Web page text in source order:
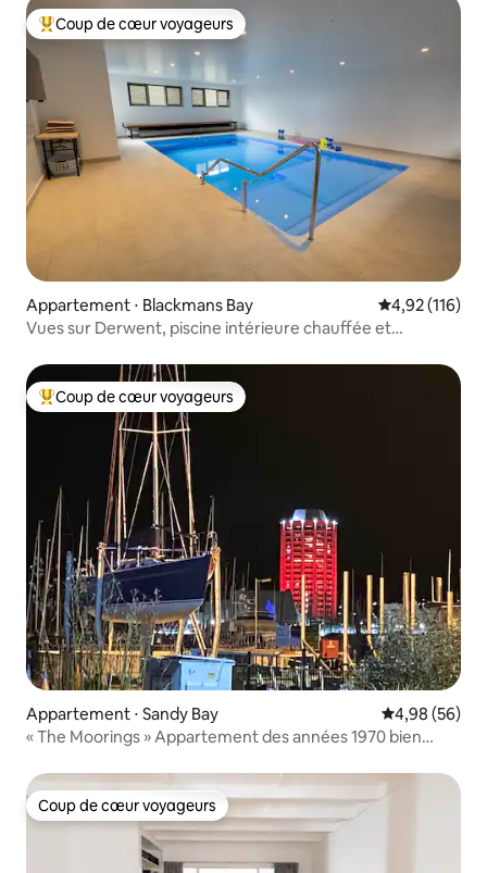
Coups de cœur voyageurs les plus appréciés
Coup de cœur voyageurs
Appartement ⋅ Blackmans Bay Évaluation
4,92 (116)
Vues sur Derwent, piscine intérieure chauffée et
Coups de cœur voyageurs les plus appréciés
Coup de cœur voyageurs
Appartement ⋅ Sandy Bay Évaluation
4,98 (56)
« The Moorings » Appartement des années 1970 bien
Coup de cœur voyageurs
Coup de cœur voyageurs